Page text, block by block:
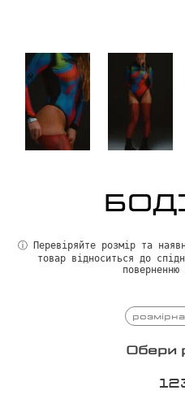
ⓘ Перевіряйте розмір та
товар відноситься до
розмірна
Обери
12